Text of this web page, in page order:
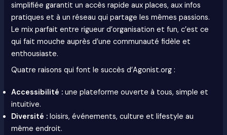
simplifiée garantit un accès rapide aux places, aux infos
pratiques et à un réseau qui partage les mêmes passions.
Le mix parfait entre rigueur d’organisation et fun, c’est ce
qui fait mouche auprès d’une communauté fidèle et
enthousiaste.
Quatre raisons qui font le succès d’Agonist.org :
Accessibilité : une plateforme ouverte à tous, simple et
intuitive.
Diversité : loisirs, événements, culture et lifestyle au
même endroit.